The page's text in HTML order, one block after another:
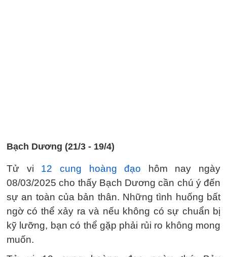
Bạch Dương (21/3 - 19/4)
Tử vi 12 cung hoàng đạo hôm nay ngày
08/03/2025 cho thấy Bạch Dương cần chú ý đến
sự an toàn của bản thân. Những tình huống bất
ngờ có thể xảy ra và nếu không có sự chuẩn bị
kỹ lưỡng, bạn có thể gặp phải rủi ro không mong
muốn.